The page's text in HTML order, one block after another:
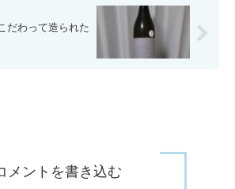
だわって造られた
メントを書き込む